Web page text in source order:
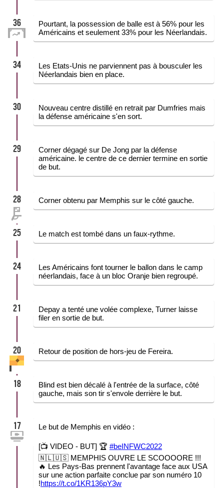
36
Pourtant, la possession de balle est à 56% pour les
Américains et seulement 33% pour les Néerlandais.
34
Les Etats-Unis ne parviennent pas à bousculer les
Néerlandais bien en place.
30
Nouveau centre distillé en retrait par Dumfries mais
la défense américaine s'en sort.
29
Corner dégagé sur De Jong par la défense
américaine. le centre de ce dernier termine en sortie
de but.
28 Corner obtenu par Memphis sur le côté gauche.
25 Le match est tombé dans un faux-rythme.
24
Les Américains font tourner le ballon dans le camp
néerlandais, face à un bloc Oranje bien regroupé.
21
Depay a tenté une volée complexe, Turner laisse
filer en sortie de but.
20 Retour de position de hors-jeu de Fereira.
18
Blind est bien décalé à l'entrée de la surface, côté
gauche, mais son tir s'envole derrière le but.
17 Le but de Memphis en vidéo :
[📺 VIDEO - BUT] 🏆 #beINFWC2022
🇳🇱🇺🇸 MEMPHIS OUVRE LE SCOOOORE !!!
🔥 Les Pays-Bas prennent l'avantage face aux USA
sur une action parfaite conclue par son numéro 10
!https://t.co/1KR136pY3w